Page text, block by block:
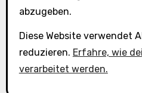
abzugeben.
Diese Website verwendet
reduzieren. Erfahre, wie
verarbeitet werden.